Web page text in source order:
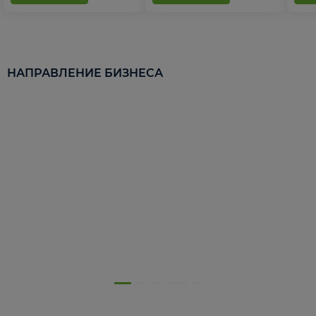
НАПРАВЛЕНИЕ БИЗНЕСА